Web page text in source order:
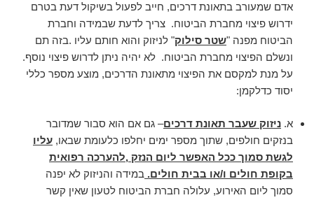
אדם שמעורב בתאונת דרכים, חייב לפעול בשיקול דעת בטרם
ידרוש פיצוי מחברת הביטוח. צריך לדעת שבמידה וחברת
הביטוח מפנה "שטר סילוק" לניזוק והוא חותם עליו .בזה תם
ונשלם הפיצוי מחברת הביטוח. לא יהיה ניתן לדרוש פיצוי נוסף.
על מנת למקסם את הפיצוי מתאונת הדרכים, מוצע מספר כללי
יסוד כדלקמן:
א. ניזוק שעבר תאונת דרכים– גם אם הוא סבור שמדובר
בנזקים חולפים, שתוך מספר ימים יחלפו כלעומת שבאו, עליו
לגשת סמוך ככל האפשר ליום הנזק ,להערכה רפואית
בקופת חולים ו/או בבית חולים. במידה והניזוק לא יפנה
סמוך ליום האירוע, עלולה חברת הביטוח לטעון שאין קשר